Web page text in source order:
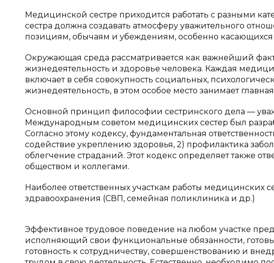
Медицинской сестре приходится работать с разными
сестра должна создавать атмосферу уважительного
позициям, обычаям и убеждениям, особенно касающихся
Окружающая среда рассматривается как важнейший
жизнедеятельность и здоровье человека. Каждая
включает в себя совокупность социальных,
жизнедеятельность, в этом особое место занимает
Основной принцип философии сестринского дела —
Международным советом медицинских сестер был
Согласно этому кодексу, фундаментальная
содействие укреплению здоровья, 2) профилактика
облегчение страданий. Этот кодекс определяет также
обществом и коллегами.
Наиболее ответственных участкам работы медицинских
здравоохранения (СВП, семейная поликлиника и др.)
Эффективное трудовое поведение на любом участке
исполняющий свои функциональные обязанности,
готовность к сотрудничеству, совершенствованию и